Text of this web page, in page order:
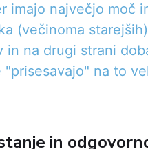
imajo največjo moč
(večinoma
in na drugi strani
"prisesavajo" na to
in